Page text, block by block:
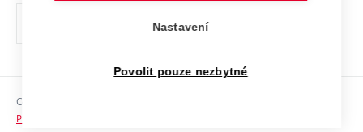
odkaz)
Sociální bezpečí
Copyright © 2026 VUT
Prohlášení o přístupnosti
Nastavení
Povolit pouze nezbytné